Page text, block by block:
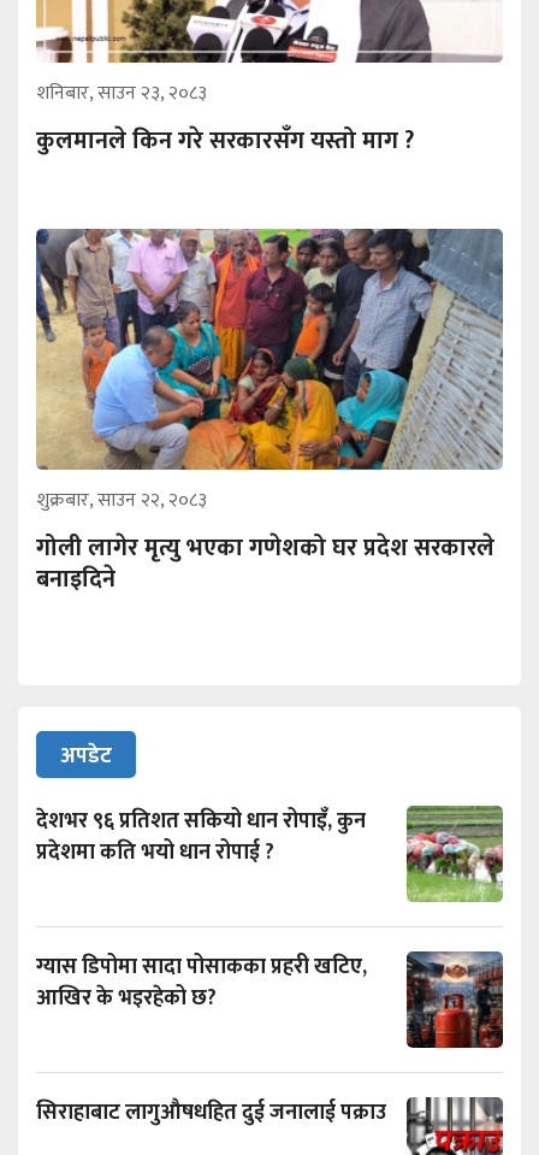
शनिबार, साउन २३, २०८३
कुलमानले किन गरे सरकारसँग यस्तो माग ?
शुक्रबार, साउन २२, २०८३
गोली लागेर मृत्यु भएका गणेशको घर प्रदेश सरकारले
बनाइदिने
अपडेट
देशभर ९६ प्रतिशत सकियो धान रोपाइँ, कुन
प्रदेशमा कति भयो धान रोपाई ?
ग्यास डिपोमा सादा पोसाकका प्रहरी खटिए,
आखिर के भइरहेको छ?
सिराहाबाट लागुऔषधहित दुई जनालाई पक्राउ